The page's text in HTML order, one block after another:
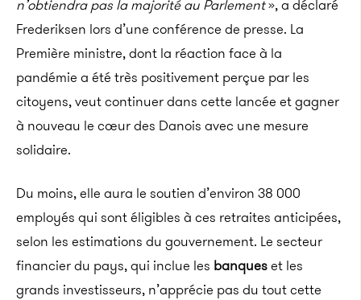
n’obtiendra pas la majorité au Parlement», a déclaré
Frederiksen lors d’une conférence de presse. La
Première ministre, dont la réaction face à la
pandémie a été très positivement perçue par les
citoyens, veut continuer dans cette lancée et gagner
à nouveau le cœur des Danois avec une mesure
solidaire.
Du moins, elle aura le soutien d’environ 38 000
employés qui sont éligibles à ces retraites anticipées,
selon les estimations du gouvernement. Le secteur
financier du pays, qui inclue les banqueset les
grands investisseurs, n’apprécie pas du tout cette